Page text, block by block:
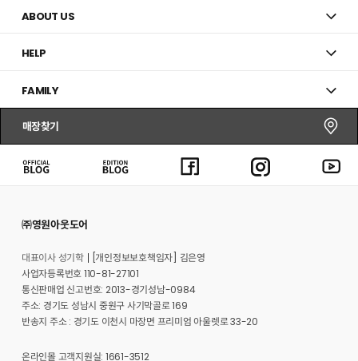
ABOUT US
HELP
FAMILY
매장찾기
㈜영원아웃도어
대표이사 성기학
[개인정보보호책임자] 김은영
사업자등록번호 110-81-27101
통신판매업 신고번호: 2013-경기성남-0984
주소: 경기도 성남시 중원구 사기막골로 169
반송지 주소 : 경기도 이천시 마장면 프리미엄 아울렛로 33-20
온라인몰 고객지원실: 1661-3512